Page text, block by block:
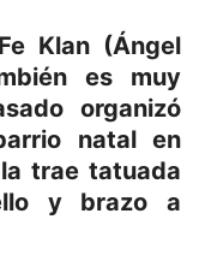
Klan (Ángel
es muy
organizó
natal en
trae tatuada
y brazo a